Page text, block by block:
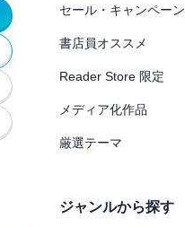
セール・キャンペーン
書店員オススメ
Reader Store 限定
メディア化作品
厳選テーマ
ジャンルから探す